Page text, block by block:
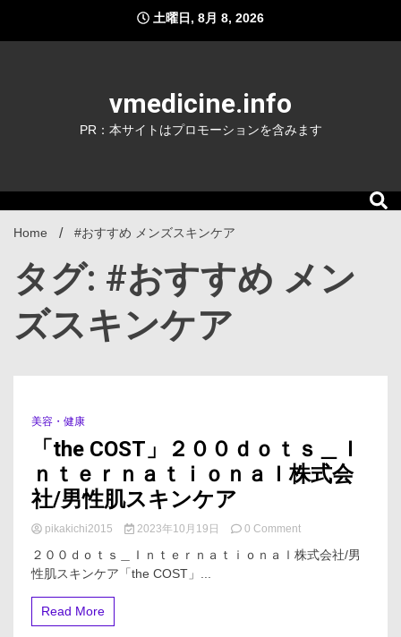
content
土曜日, 8月 8, 2026
vmedicine.info
PR：本サイトはプロモーションを含みます
Home #おすすめ メンズスキンケア
タグ: #おすすめ メン
ズスキンケア
6 Minutes
美容・健康
「the COST」２００ｄｏｔｓ＿Ｉ
ｎｔｅｒｎａｔｉｏｎａｌ株式会
社/男性肌スキンケア
pikakichi2015 2023年10月19日 0 Commenton
COST」
２００ｄｏｔｓ＿Ｉｎｔｅｒｎａｔｉｏｎａｌ株式会社/男
性肌スキンケア「the COST」...
Read More